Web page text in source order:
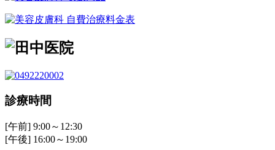
診療時間
[午前] 9:00～12:30
[午後] 16:00～19:00